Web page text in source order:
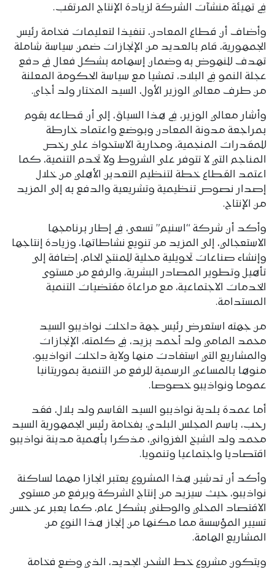
في تهيئة منشآت الشركة لزيادة الإنتاج المرتقب.
وأضاف أن قطاع المعادن، تنفيذا لتعليمات فخامة رئيس
الجمهورية، قام بالعديد من الإنجازات ضمن سياسة شاملة
تهدف للنهوض به وضمان إسهامه بشكل فعال في دفع
عجلة النمو في البلاد، تمشيا مع سياسة الحكومة المعلنة
من طرف معالي الوزير الأول، السيد المختار ولد أجاي.
وأشار معالي الوزير، في هذا السياق، إلى أن قطاعه يقوم
بمراجعة مدونة المعادن وبوضع واعتماد خارطة
للمقدرات المنجمية، ومحاربة الاستحواذ على رخص
المناجم التي لا تتوفر على الشروط ولا تخدم التنمية، كما
اعتمد القطاع خطة لتنظيم التعدين الأهلي من خلال
إصدار نصوص تنظيمية وتشريعية والدفع به إلى المزيد
من الإنتاج.
وأكد أن شركة “اسنيم” تسعى، في إطار برنامجها
الاستعجالي، إلى المزيد من تنويع نشاطاتها، وزيادة إنتاجها
وإنشاء صناعات تحويلية محلية للمنتج الحام، إضافة إلى
تأهيل وتطوير المصادر البشرية، والرفع من مستوى
الخدمات الاجتماعية، مع مراعاة مقتضيات التنمية
المستدامة.
من جهته استعرض رئيس جهة داخلت نواذيبو السيد
محمد المامي ولد أحمد بزيد، في كلمته، الإنجازات
والمشاريع التي استفادت منها ولاية داخلت انواذيبو،
منوها بالمساعي الرسمية للرفع من التنمية بموريتانيا
عموما ونواذيبو خصوصا.
أما عمدة بلدية نواذيبو السيد القاسم ولد بلال، فقد
رحب، باسم المجلس البلدي، بفخامة رئيس الجمهورية السيد
محمد ولد الشيخ الغزواني، مذكرا بأهمية مدينة نواذيبو
اقتصاديا واجتماعيا وتنمويا.
وأكد أن تدشين هذا المشروع يعتبر انجازا مهما لساكنة
نواذيبو، حيث سيزيد من إنتاج الشركة ويرفع من مستوى
الاقتصاد المحلي والوطني بشكل عام، كما يعبر عن حسن
تسيير المؤسسة مما مكنها من إنجاز هذا النوع من
المشاريع الهامة.
ويتكون مشروع خط الشحن الجديد، الذي وضع فخامة